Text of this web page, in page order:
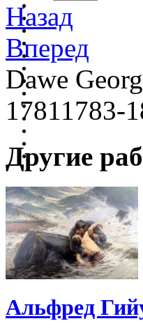
Назад
Вперед
Dawe
17811783-
Другие
Альфред